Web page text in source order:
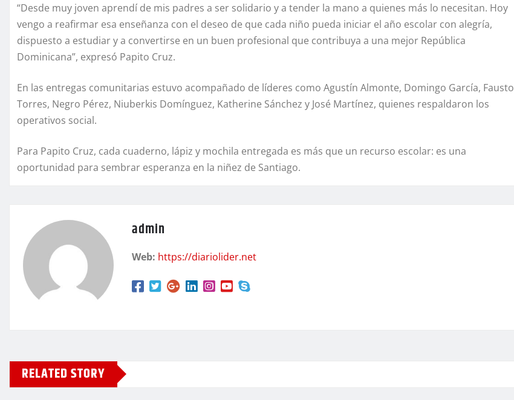
“Desde muy joven aprendí de mis padres a ser solidario y a tender la mano a quienes más lo necesitan. Hoy
vengo a reafirmar esa enseñanza con el deseo de que cada niño pueda iniciar el año escolar con alegría,
dispuesto a estudiar y a convertirse en un buen profesional que contribuya a una mejor República
Dominicana”, expresó Papito Cruz.
En las entregas comunitarias estuvo acompañado de líderes como Agustín Almonte, Domingo García, Fausto
Torres, Negro Pérez, Niuberkis Domínguez, Katherine Sánchez y José Martínez, quienes respaldaron los
operativos social.
Para Papito Cruz, cada cuaderno, lápiz y mochila entregada es más que un recurso escolar: es una
oportunidad para sembrar esperanza en la niñez de Santiago.
admin
Web: https://diariolider.net
RELATED STORY